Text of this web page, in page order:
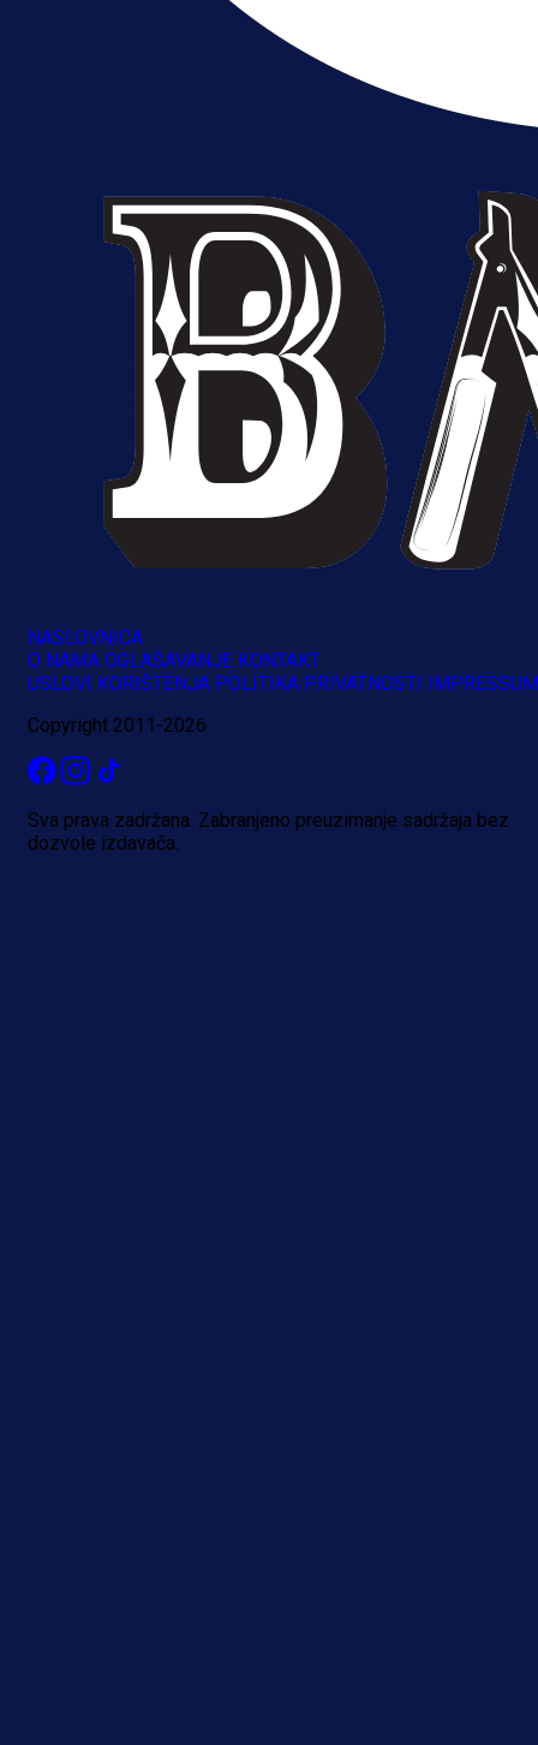
NASLOVNICA
O NAMA OGLAŠAVANJE KONTAKT
USLOVI KORIŠTENJA POLITIKA PRIVATNOSTI IMPRESSUM
Copyright 2011-2026
Sva prava zadržana. Zabranjeno preuzimanje sadržaja bez
dozvole izdavača.